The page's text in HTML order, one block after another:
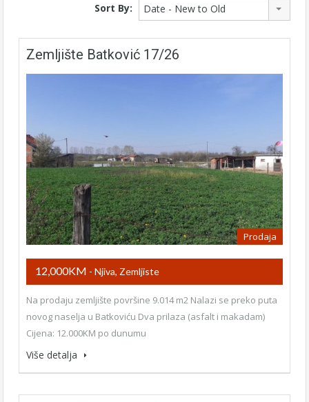
Sort By: Date - New to Old
Zemljište Batković 17/26
Prodaja
12,000KM - Njiva, Zemljiste
Na prodaju zemljište površine 9.014 m2 Nalazi se preko puta
novog naselja u Batkoviću Dva prilaza (asfalt i makadam)
Cijena: 12.000KM po dunumu
Više detalja